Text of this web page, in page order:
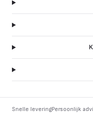
Snelle leveringPersoonlijk